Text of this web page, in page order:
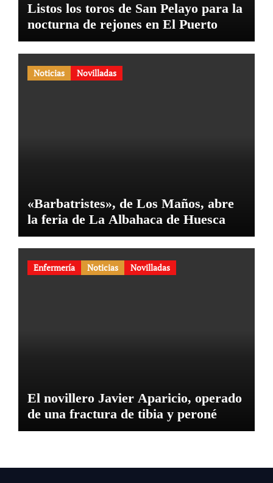
Listos los toros de San Pelayo para la
nocturna de rejones en El Puerto
Noticias Novilladas
«Barbatristes», de Los Maños, abre
la feria de La Albahaca de Huesca
Enfermería Noticias Novilladas
El novillero Javier Aparicio, operado
de una fractura de tibia y peroné